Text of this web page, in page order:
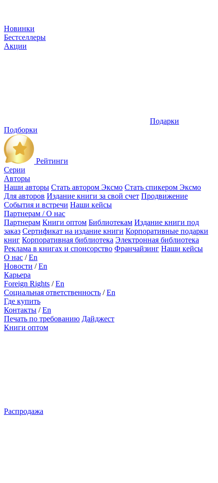
Новинки
Бестселлеры
Акции
Подарки
Подборки
Рейтинги
Серии
Авторы
Наши авторы Стать автором Эксмо Стать спикером Эксмо
Для авторов Издание книги за свой счет Продвижение
События и встречи Наши кейсы
Партнерам / О нас
Партнерам Книги оптом Библиотекам Издание книги под
заказ Сертификат на издание книги Корпоративные подарки
книг Корпоративная библиотека Электронная библиотека
Реклама в книгах и спонсорство Франчайзинг Наши кейсы
О нас /En
Новости /En
Карьера
Foreign Rights /En
Социальная ответственность /En
Где купить
Контакты /En
Печать по требованию Дайджест
Книги оптом
Распродажа